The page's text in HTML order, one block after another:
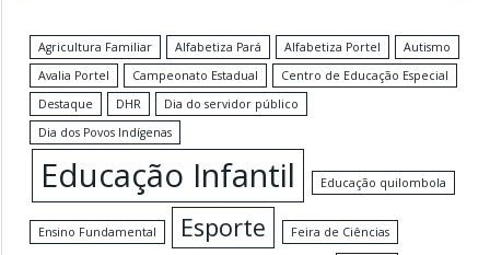
Agricultura Familiar Alfabetiza Pará Alfabetiza Portel
Autismo
Avalia Portel
Campeonato Estadual
Centro de Educação Especial
Destaque
DHR
Dia do servidor público
Dia dos Povos Indígenas
Educação Infantil Educação quilombola
Ensino Fundamental Esporte Feira de Ciências